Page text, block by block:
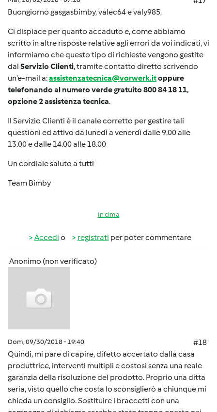
Buongiorno gasgasbimby, valec64 e valy985,
Ci dispiace per quanto accaduto e, come abbiamo
scritto in altre risposte relative agli errori da voi indicati, vi
informiamo che questo tipo di richieste vengono gestite
dal Servizio Clienti, tramite contatto diretto scrivendo
un’e-mail a:assistenzatecnica@vorwerk.itoppure
telefonando al numero verde gratuito 800 84 18 11,
opzione 2 assistenza tecnica.
Il Servizio Clienti è il canale corretto per gestire tali
questioni ed attivo da lunedì a venerdì dalle 9.00 alle
13.00 e dalle 14.00 alle 18.00
Un cordiale saluto a tutti
Team Bimby
In cima
Accedi o registrati per poter commentare
Anonimo (non verificato)
Dom, 09/30/2018 - 19:40
#18
Quindi, mi pare di capire, difetto accertato dalla casa
produttrice, interventi multipli e costosi senza una reale
garanzia della risoluzione del prodotto. Proprio una ditta
seria, visto quello che costa lo sconsiglierò a chiunque mi
chieda un consiglio. Sostituire i braccetti con una